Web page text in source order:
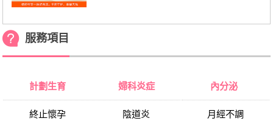
服務項目
計劃生育
終止懷孕
婦科炎症
陰道炎
內分泌
月經不調